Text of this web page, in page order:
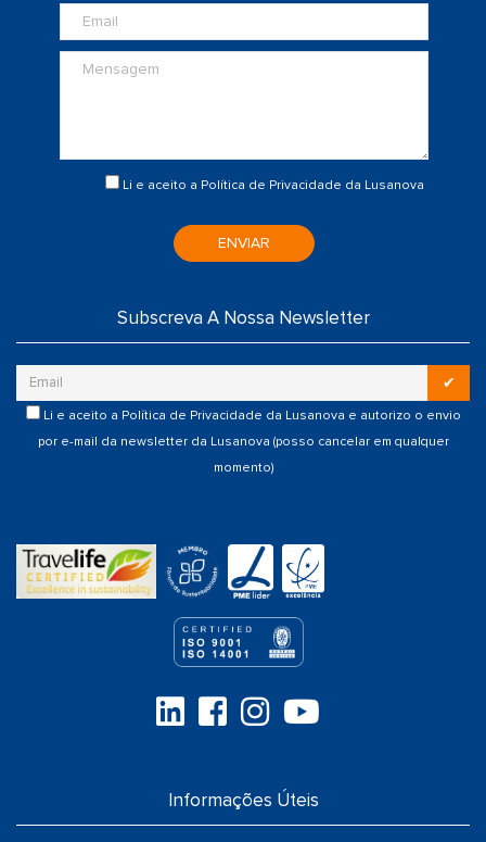
Li e aceito a Política de Privacidade da Lusanova
ENVIAR
Subscreva A Nossa Newsletter
✔
Li e aceito a Política de Privacidade da Lusanova e autorizo o envio
por e-mail da newsletter da Lusanova (posso cancelar em qualquer
momento)
Informações Úteis